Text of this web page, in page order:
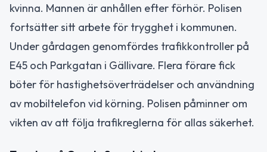
kvinna. Mannen är anhållen efter förhör. Polisen
fortsätter sitt arbete för trygghet i kommunen.
Under gårdagen genomfördes trafikkontroller på
E45 och Parkgatan i Gällivare. Flera förare fick
böter för hastighetsöverträdelser och användning
av mobiltelefon vid körning. Polisen påminner om
vikten av att följa trafikreglerna för allas säkerhet.